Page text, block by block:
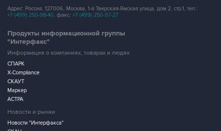
Адрес: Россия, 127006, Москва, 1-я Тверская-Ямская улица, дом 2, стр.1, тел.:
+7 (499) 250-98-40, факс: +7 (499) 250-97-27
Продукты информационной группы
"Интерфакс"
Информация о компаниях, товарах и людях
СПАРК
X-Compliance
СКАУТ
Маркер
АСТРА
Новости и рынки
Новости "Интерфакса"